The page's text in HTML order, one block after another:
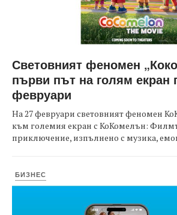
Световният феномен
първи път на голям екран
февруари
На 27 февруари световният феномен
към големия екран с КоКомелън:
приключение, изпълнено с музика,
БИЗНЕС